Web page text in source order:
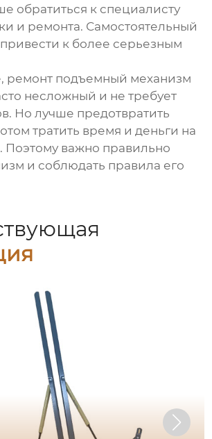
обратиться к специалисту
и ремонта. Самостоятельный
к более серьезным
ремонт подъемный механизм
несложный и не требует
Но лучше предотвратить
тратить время и деньги на
Поэтому важно правильно
и соблюдать правила его